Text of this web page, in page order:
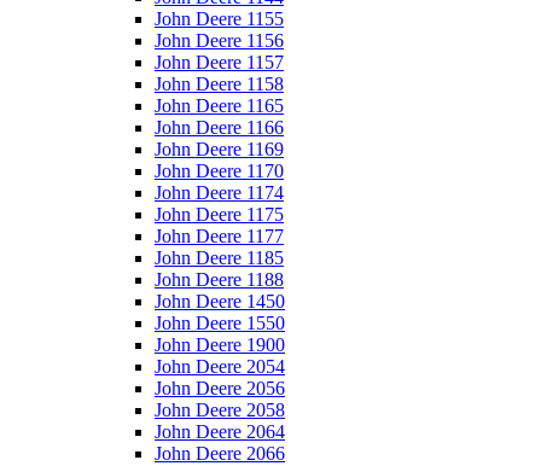
John Deere 1155
John Deere 1156
John Deere 1157
John Deere 1158
John Deere 1165
John Deere 1166
John Deere 1169
John Deere 1170
John Deere 1174
John Deere 1175
John Deere 1177
John Deere 1185
John Deere 1188
John Deere 1450
John Deere 1550
John Deere 1900
John Deere 2054
John Deere 2056
John Deere 2058
John Deere 2064
John Deere 2066